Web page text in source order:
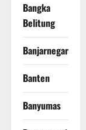
Bangka
Belitung
Banjarnegara
Banten
Banyumas